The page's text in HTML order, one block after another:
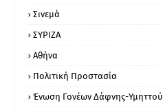
Σινεμά
ΣΥΡΙΖΑ
Αθήνα
Πολιτική Προστασία
Ένωση Γονέων Δάφνης-Υμηττού